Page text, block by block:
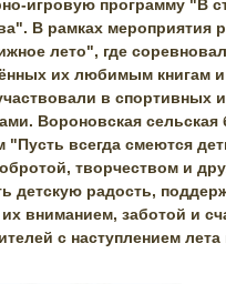
игровую программу "В
В рамках мероприятия
лето", где
их любимым книгам и
в спортивных
Вороновская сельская
всегда смеются
творчеством и
детскую радость,
вниманием, заботой и
с наступлением